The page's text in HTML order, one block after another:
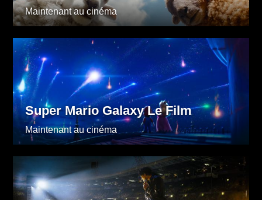
Maintenant au cinéma
Super Mario Galaxy Le Film
Maintenant au cinéma